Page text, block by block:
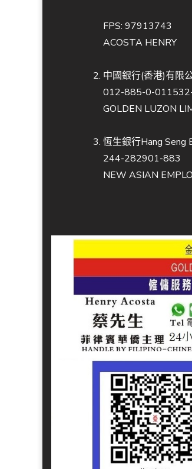
FPS: 97913743
ACOSTA HENRY
中國銀行(香港)有限
012-885-0-
GOLDEN LUZON
恆生銀行Hang Seng
244-282901-883
NEW ASIAN